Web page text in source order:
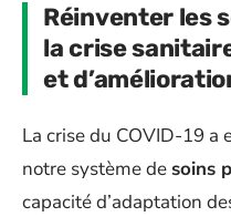
Réinventer les
la crise
et
La crise du COVID-19
notre système de soins
capacité d’adaptation